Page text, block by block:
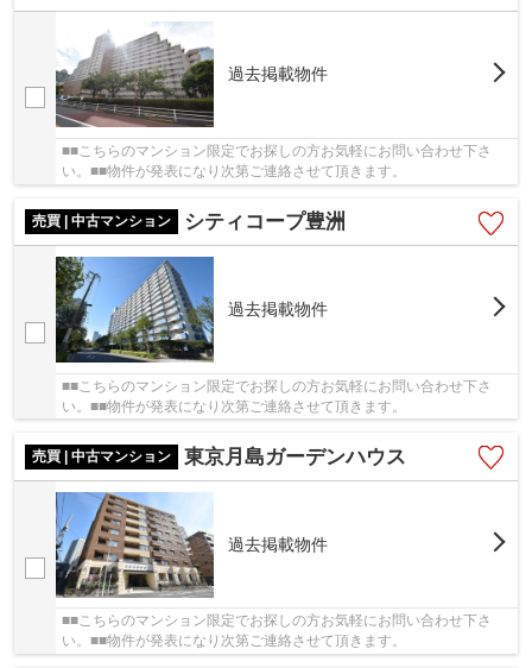
過去掲載物件
■■こちらのマンション限定でお探しの方お気軽にお問い合わせ下さ
い。■■物件が発表になり次第ご連絡させて頂きます。
売買 | 中古マンション シティコープ豊洲
過去掲載物件
■■こちらのマンション限定でお探しの方お気軽にお問い合わせ下さ
い。■■物件が発表になり次第ご連絡させて頂きます。
売買 | 中古マンション 東京月島ガーデンハウス
過去掲載物件
■■こちらのマンション限定でお探しの方お気軽にお問い合わせ下さ
い。■■物件が発表になり次第ご連絡させて頂きます。